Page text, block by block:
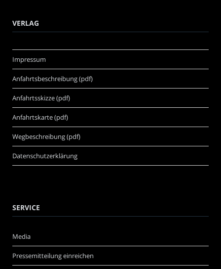
VERLAG
Impressum
Anfahrtsbeschreibung (pdf)
Anfahrtsskizze (pdf)
Anfahrtskarte (pdf)
Wegbeschreibung (pdf)
Datenschutzerklärung
SERVICE
Media
Pressemitteilung einreichen